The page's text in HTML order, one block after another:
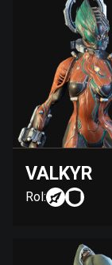
VALKYR
Rol: